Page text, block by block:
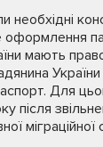
необхідні
мають
Для
після
міграційної